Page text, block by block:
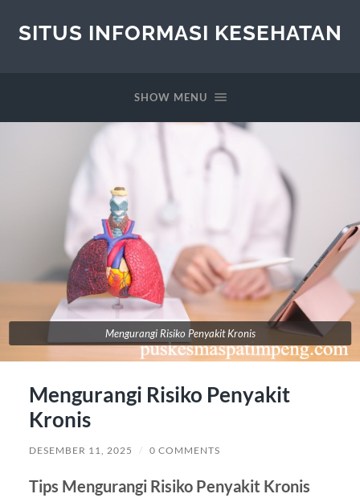
SITUS INFORMASI KESEHATAN
SHOW MENU
Mengurangi Risiko Penyakit Kronis
Mengurangi Risiko Penyakit
Kronis
DESEMBER 11, 2025 / 0 COMMENTS
Tips Mengurangi Risiko Penyakit Kronis